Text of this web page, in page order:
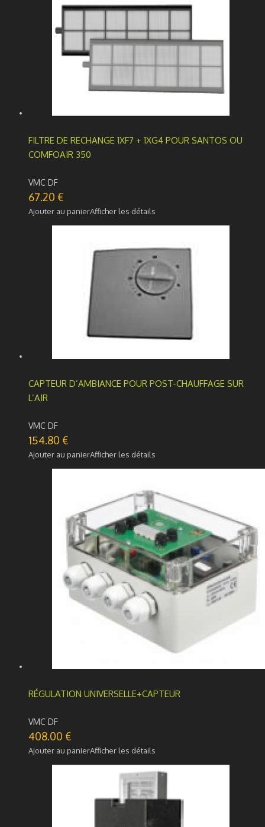
FILTRE DE RECHANGE 1XF7 + 1XG4 POUR SANTOS OU
COMFOAIR 350
VMC DF
67.20 €
Ajouter au panierAfficher les détails
CAPTEUR D’AMBIANCE POUR POST-CHAUFFAGE SUR
L’AIR
VMC DF
154.80 €
Ajouter au panierAfficher les détails
RÉGULATION UNIVERSELLE+CAPTEUR
VMC DF
408.00 €
Ajouter au panierAfficher les détails